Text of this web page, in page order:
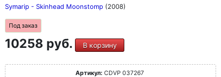
Symarip - Skinhead Moonstomp (2008)
Под заказ
10258 руб. В корзину
Артикул: CDVP 037267